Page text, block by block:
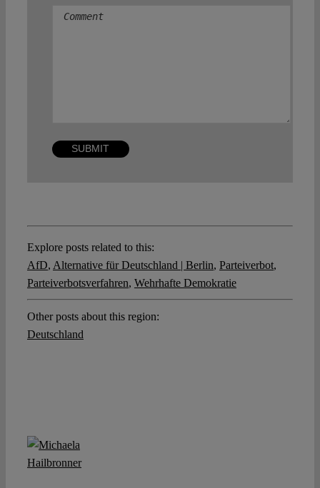
Explore posts related to this:
AfD, Alternative für Deutschland | Berlin, Parteiverbot,
Parteiverbotsverfahren, Wehrhafte Demokratie
Other posts about this region:
Deutschland